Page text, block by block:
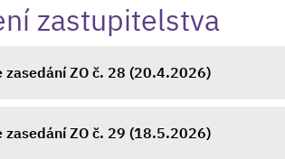
zastupitelstva
zasedání ZO č. 28 (20.4.2026)
zasedání ZO č. 29 (18.5.2026)